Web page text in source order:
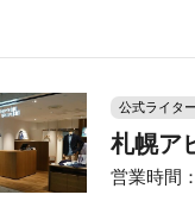
公式ライター
札幌ア
営業時間